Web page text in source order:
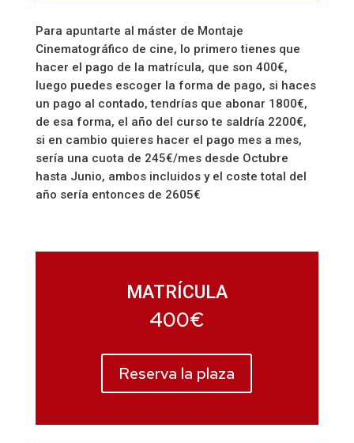
Para apuntarte al máster de Montaje
Cinematográfico de cine, lo primero tienes que
hacer el pago de la matrícula, que son 400€,
luego puedes escoger la forma de pago, si haces
un pago al contado, tendrías que abonar 1800€,
de esa forma, el año del curso te saldría 2200€,
si en cambio quieres hacer el pago mes a mes,
sería una cuota de 245€/mes desde Octubre
hasta Junio, ambos incluidos y el coste total del
año sería entonces de 2605€
MATRÍCULA
400€
Reserva la plaza